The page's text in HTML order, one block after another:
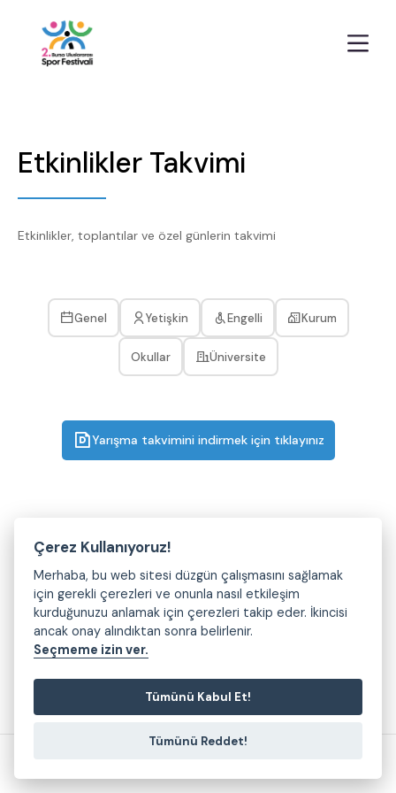
Etkinlikler Takvimi
Etkinlikler, toplantılar ve özel günlerin takvimi
Genel Yetişkin Engelli Kurum
Okullar Üniversite
Yarışma takvimini indirmek için tıklayınız
Çerez Kullanıyoruz!
Merhaba, bu web sitesi düzgün çalışmasını sağlamak
için gerekli çerezleri ve onunla nasıl etkileşim
kurduğunuzu anlamak için çerezleri takip eder. İkincisi
ancak onay alındıktan sonra belirlenir.
Seçmeme izin ver.
Tümünü Kabul Et!
Tümünü Reddet!